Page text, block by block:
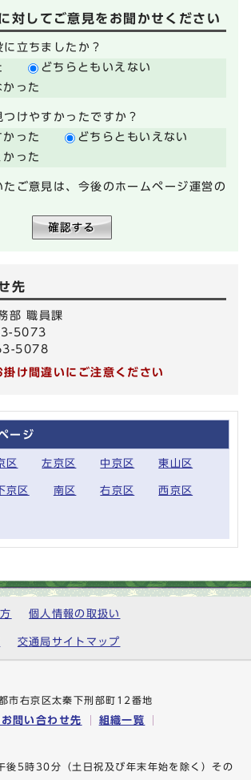
対してご意見をお聞かせください
立ちましたか？
どちらともいえない
った
けやすかったですか？
った
どちらともいえない
かった
たご意見は、今後のホームページ運営の
先
部 職員課
5073
5078
掛け間違いにご注意ください
ージ
区 左京区 中京区 東山区
京区 南区 右京区 西京区
個人情報の取扱い
交通局サイトマップ
右京区太秦下刑部町12番地
問い合わせ先 組織一覧
後5時30分（土日祝及び年末年始を除く）その